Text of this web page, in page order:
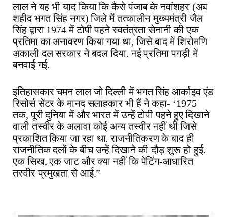
लाल ने यह भी याद किया कि कैसे पंजाब के नवांशहर (अब
शहीद भगत सिंह नगर) जिले में तत्कालीन मुख्यमंत्री जैल
सिंह द्वारा 1974 में टोपी पहने स्वतंत्रता सेनानी की एक
प्रतिमा का अनावरण किया गया था, जिसे बाद में शिरोमणि
अकाली दल सरकार ने बदल दिया. नई प्रतिमा पगड़ी में
बनवाई गई.
इतिहासकार चमन लाल जो दिल्ली में भगत सिंह आर्काइव एंड
रिसोर्स सेंटर के मानद सलाहकार भी हैं ने कहा- ‘1975
तक, पूरी दुनिया में और भारत में उन्हें टोपी पहने हुए दिखाने
वाली तस्वीर के अलावा कोई अन्य तस्वीर नहीं थी जिसे
प्रकाशित किया जा रहा था. राजनीतिकरण के बाद ही
राजनीतिक दलों के बीच उन्हें दिखाने की दौड़ शुरू हो हुई.
एक सिख, एक जाट और क्या नहीं कि पेंटिंग-आधारित
तस्वीर प्रमुखता से आई.”